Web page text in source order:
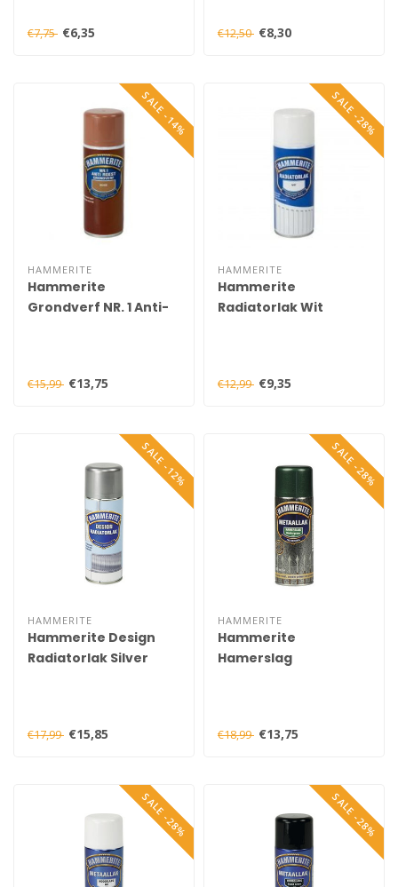
€7,75 €6,35 €12,50 €8,30
SALE -14%
HAMMERITE
Hammerite
Grondverf NR. 1 Anti-
€15,99 €13,75
SALE -28%
HAMMERITE
Hammerite
Radiatorlak Wit
€12,99 €9,35
SALE -12%
HAMMERITE
Hammerite Design
Radiatorlak Silver
€17,99 €15,85
SALE -28%
HAMMERITE
Hammerite
Hamerslag
€18,99 €13,75
SALE -28% SALE -28%